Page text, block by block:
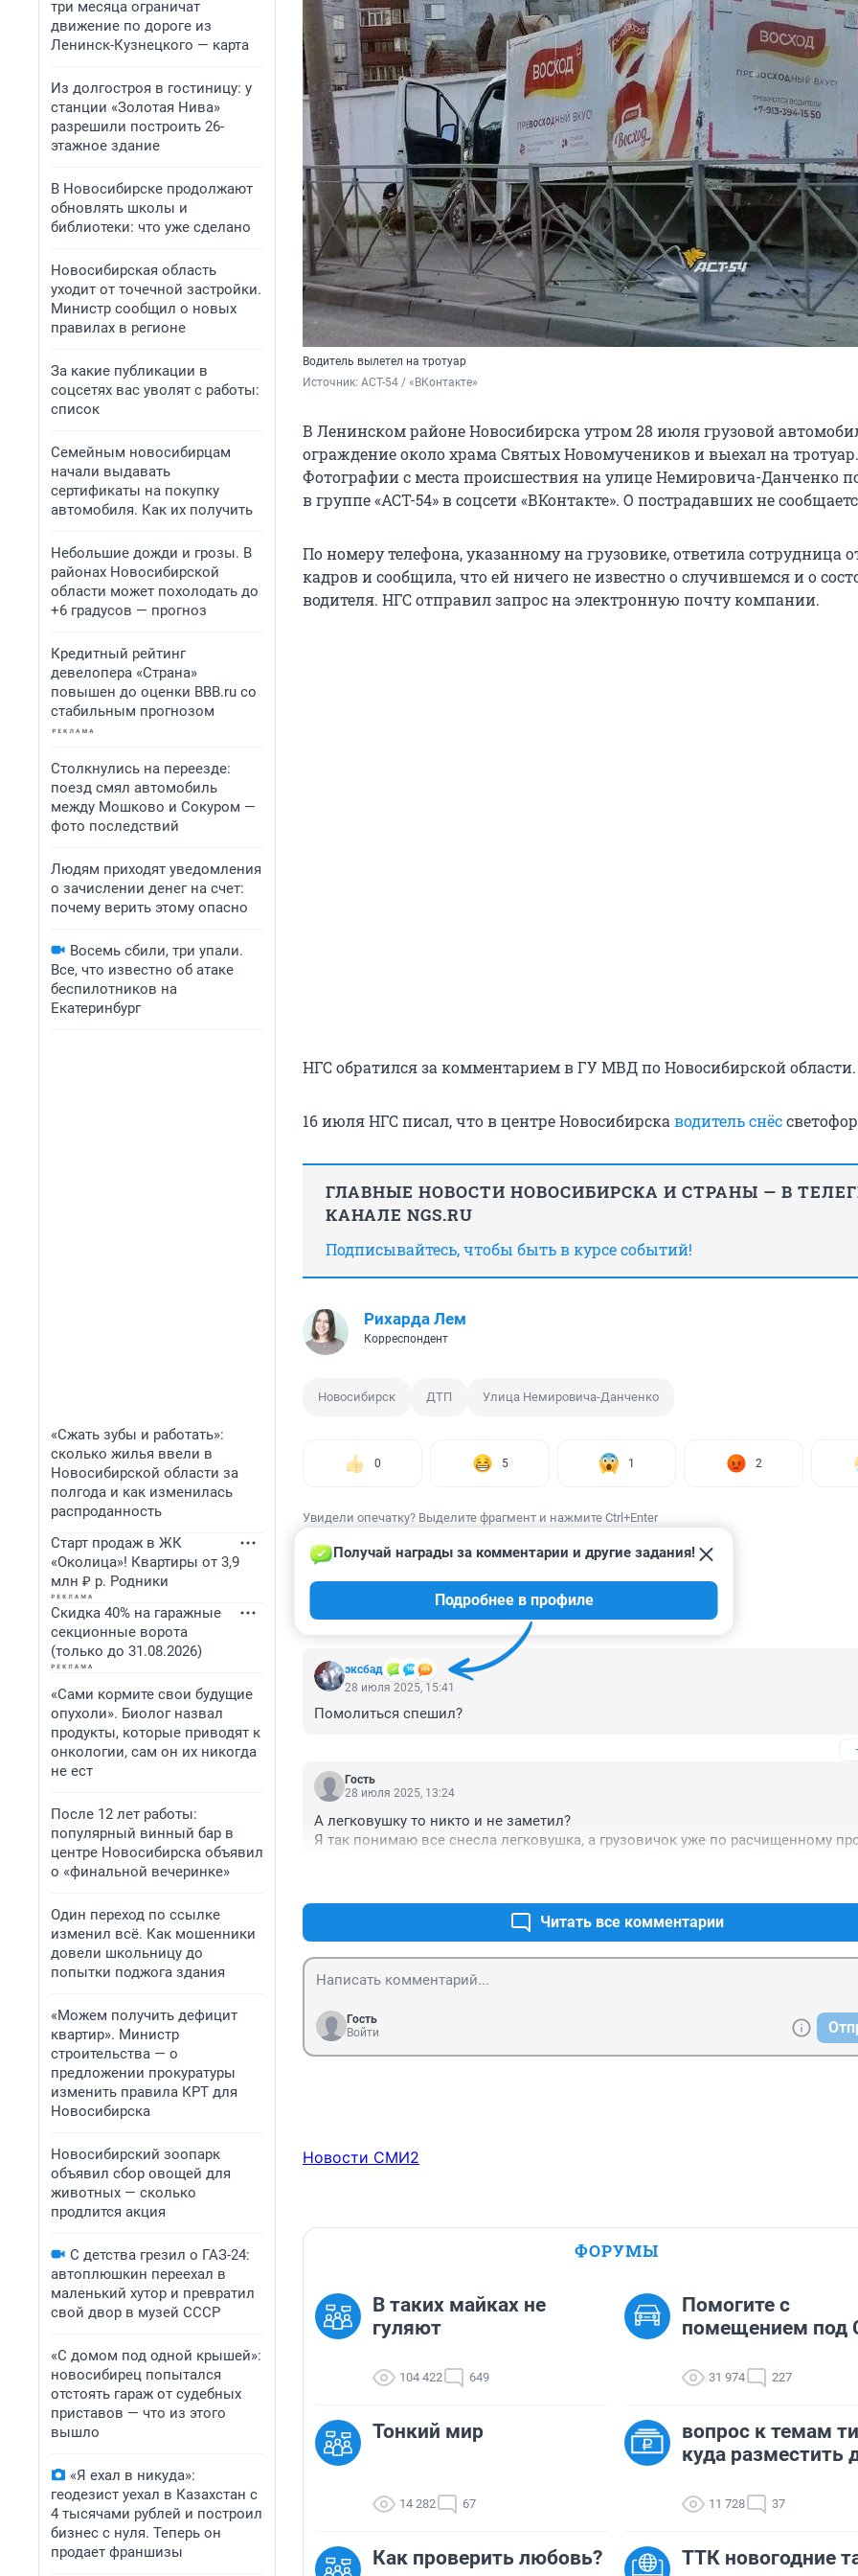
три месяца ограничат
движение по дороге из
Ленинск-Кузнецкого — карта
Из долгостроя в гостиницу: у
станции «Золотая Нива»
разрешили построить 26-
этажное здание
В Новосибирске продолжают
обновлять школы и
библиотеки: что уже сделано
Новосибирская область
уходит от точечной застройки.
Министр сообщил о новых
правилах в регионе
За какие публикации в
соцсетях вас уволят с работы:
список
Семейным новосибирцам
начали выдавать
сертификаты на покупку
автомобиля. Как их получить
Небольшие дожди и грозы. В
районах Новосибирской
области может похолодать до
+6 градусов — прогноз
Кредитный рейтинг
девелопера «Страна»
повышен до оценки BBB.ru со
стабильным прогнозом
Столкнулись на переезде:
поезд смял автомобиль
между Мошково и Сокуром —
фото последствий
Людям приходят уведомления
о зачислении денег на счет:
почему верить этому опасно
Восемь сбили, три упали.
Все, что известно об атаке
беспилотников на
Екатеринбург
«Сжать зубы и работать»:
сколько жилья ввели в
Новосибирской области за
полгода и как изменилась
распроданность
Старт продаж в ЖК
«Околица»! Квартиры от 3,9
млн ₽ р. Родники
Скидка 40% на гаражные
секционные ворота
(только до 31.08.2026)
«Сами кормите свои будущие
опухоли». Биолог назвал
продукты, которые приводят к
онкологии, сам он их никогда
не ест
После 12 лет работы:
популярный винный бар в
центре Новосибирска объявил
о «финальной вечеринке»
Один переход по ссылке
изменил всё. Как мошенники
довели школьницу до
попытки поджога здания
«Можем получить дефицит
квартир». Министр
строительства — о
предложении прокуратуры
изменить правила КРТ для
Новосибирска
Новосибирский зоопарк
объявил сбор овощей для
животных — сколько
продлится акция
С детства грезил о ГАЗ-24:
автоплюшкин переехал в
маленький хутор и превратил
свой двор в музей СССР
«С домом под одной крышей»:
новосибирец попытался
отстоять гараж от судебных
приставов — что из этого
вышло
«Я ехал в никуда»:
геодезист уехал в Казахстан с
4 тысячами рублей и построил
бизнес с нуля. Теперь он
продает франшизы
Водитель вылетел на тротуар
Источник: АСТ-54 / «ВКонтакте»
В Ленинском районе Новосибирска утром 28 июля грузовой
ограждение около храма Святых Новомученикови выехал на тротуар.
Фотографии с места происшествия на улице Немировича-Данченко
в группе «АСТ-54» в соцсети «ВКонтакте». О пострадавших не
По номеру телефона, указанному на грузовике, ответила сотрудница
кадров и сообщила, что ей ничего не известно о случившемся и о
водителя. НГС отправил запрос на электронную почту компании.
НГС обратился за комментарием в ГУ МВД по Новосибирской области.
16 июля НГС писал, что в центре Новосибирска водитель снёс
ГЛАВНЫЕ НОВОСТИ НОВОСИБИРСКА И СТРАНЫ — В
КАНАЛЕ NGS.RU
Подписывайтесь, чтобы быть в курсе событий!
Рихарда Лем
Корреспондент
Новосибирск ДТП Улица Немировича-Данченко
0 5 1 2
Увидели опечатку? Выделите фрагмент и нажмите Ctrl+Enter
КОММЕНТАРИИ 21
эксбад
Получай награды за комментарии и другие задания!
Подробнее в профиле
28 июля 2025, 15:41
Помолиться спешил?
Гость
28 июля 2025, 13:24
А легковушку то никто и не заметил?
Я так понимаю все снесла легковушка, а грузовичок уже по расчищенному
Читать все комментарии
Гость
Войти
Новости СМИ2
ФОРУМЫ
В таких майках не
гуляют
104 422 649
Помогите с
помещением под
31 974 227
Тонкий мир
14 282 67
вопрос к темам
куда разместить
11 728 37
Как проверить любовь? ТТК новогодние